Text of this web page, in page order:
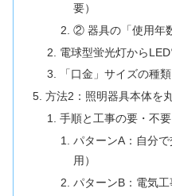
要）
② 器具の「使用年
電球型蛍光灯から
「口金」サイズの種
方法2：照明器具本体を
手順と工事の要・不要
パターンA：自分
用）
パターンB：電気